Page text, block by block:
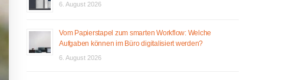
6. August 2026
Vom Papierstapel zum smarten Workflow: Welche
Aufgaben können im Büro digitalisiert werden?
6. August 2026